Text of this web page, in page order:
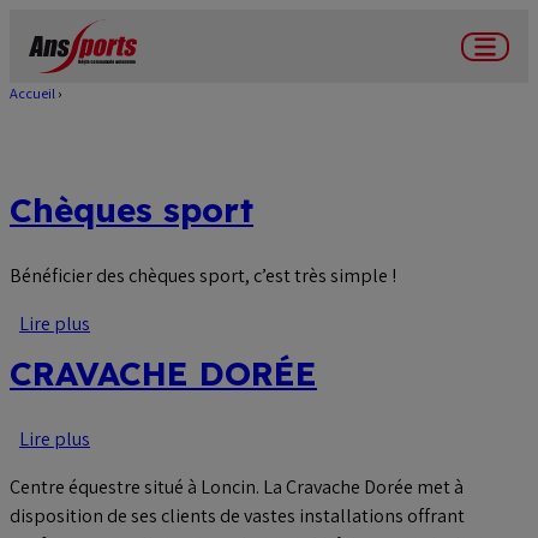
contenu
Menu
Accueil
Chèques sport
Bénéficier des chèques sport, c’est très simple !
Lire plus
sport
CRAVACHE DORÉE
Lire plus
DORÉE
Centre équestre situé à Loncin. La Cravache Dorée met à
disposition de ses clients de vastes installations offrant